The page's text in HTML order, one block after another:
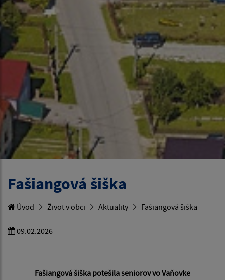
Fašiangová šiška
Úvod Život v obci Aktuality Fašiangová šiška
09.02.2026
Fašiangová šiška potešila seniorov vo Vaňovke